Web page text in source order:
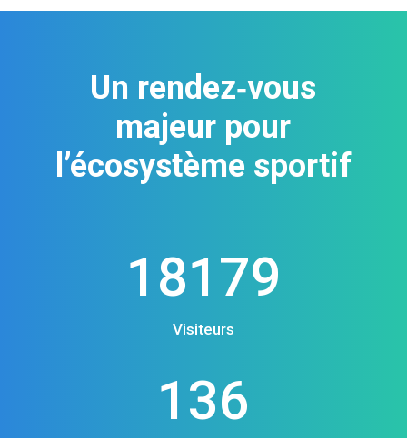
Un rendez‑vous
majeur pour
l’écosystème sportif
18179
Visiteurs
136